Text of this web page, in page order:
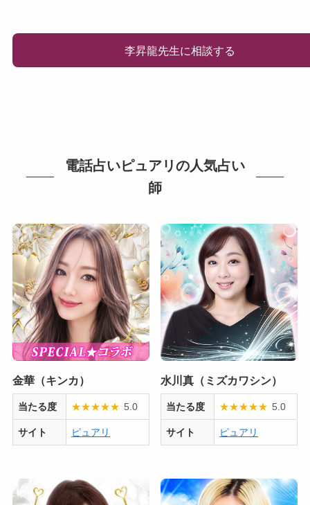
李昇龍先生に相談する
電話占いピュアリの人気占い
師
金華（キンカ）
当たる度 ★★★★★ 5.0
サイト ピュアリ
水川真（ミズカワシン）
当たる度 ★★★★★ 5.0
サイト ピュアリ